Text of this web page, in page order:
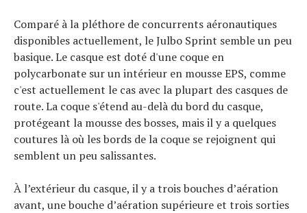
Comparé à la pléthore de concurrents aéronautiques
disponibles actuellement, le Julbo Sprint semble un peu
basique. Le casque est doté d'une coque en
polycarbonate sur un intérieur en mousse EPS, comme
c'est actuellement le cas avec la plupart des casques de
route. La coque s'étend au-delà du bord du casque,
protégeant la mousse des bosses, mais il y a quelques
coutures là où les bords de la coque se rejoignent qui
semblent un peu salissantes.
À l’extérieur du casque, il y a trois bouches d’aération
avant, une bouche d’aération supérieure et trois sorties